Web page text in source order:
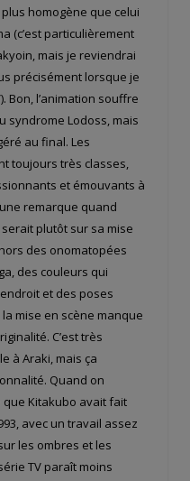
homogène que celui
(c’est particulièrement
mais je reviendrai
précisément lorsque je
Bon, l’animation souffre
syndrome Lodoss, mais
au final. Les
toujours très classes,
et émouvants à
une remarque quand
plutôt sur sa mise
des onomatopées
des couleurs qui
et des poses
mise en scène manque
C’est très
à Araki, mais ça
Quand on
que Kitakubo avait fait
avec un travail assez
les ombres et les
TV paraît moins